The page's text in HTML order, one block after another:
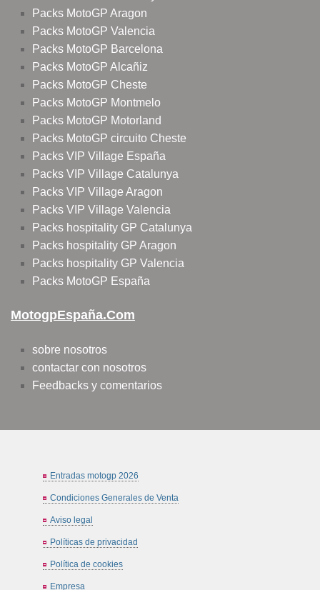
Packs MotoGP Aragon
Packs MotoGP Valencia
Packs MotoGP Barcelona
Packs MotoGP Alcañiz
Packs MotoGP Cheste
Packs MotoGP Montmelo
Packs MotoGP Motorland
Packs MotoGP circuito Cheste
Packs VIP Village España
Packs VIP Village Catalunya
Packs VIP Village Aragon
Packs VIP Village Valencia
Packs hospitality GP Catalunya
Packs hospitality GP Aragon
Packs hospitality GP Valencia
Packs MotoGP España
MotogpEspaña.com
sobre nosotros
contactar con nosotros
Feedbacks y comentarios
Entradas motogp 2026
Condiciones Generales de Venta
Aviso legal
Políticas de privacidad
Política de cookies
Empresa